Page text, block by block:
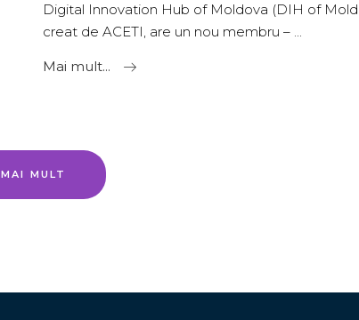
Digital Innovation Hub of Moldova (DIH of
creat de ACETI, are un nou membru –
Mai mult...
MAI MULT